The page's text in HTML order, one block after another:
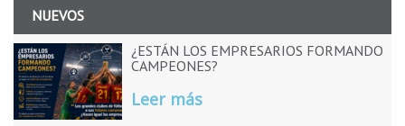
NUEVOS
¿ESTÁN LOS EMPRESARIOS FORMANDO
CAMPEONES?
Leer más